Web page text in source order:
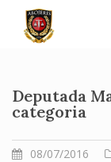
content
Deputada
categoria
08/07/2016